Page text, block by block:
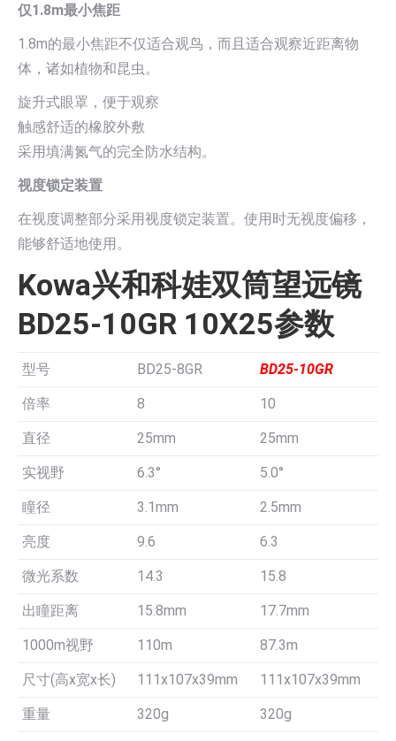
仅1.8m最小焦距
1.8m的最小焦距不仅适合观鸟，而且适合观察近距离物
体，诸如植物和昆虫。
旋升式眼罩，便于观察
触感舒适的橡胶外敷
采用填满氮气的完全防水结构。
视度锁定装置
在视度调整部分采用视度锁定装置。使用时无视度偏移，
能够舒适地使用。
Kowa兴和科娃双筒望远镜
BD25-10GR 10X25参数
型号 BD25-8GR BD25-10GR
倍率 8 10
直径 25mm 25mm
实视野 6.3° 5.0°
瞳径 3.1mm 2.5mm
亮度 9.6 6.3
微光系数 14.3 15.8
出瞳距离 15.8mm 17.7mm
1000m视野 110m 87.3m
尺寸(高x宽x长) 111x107x39mm 111x107x39mm
重量 320g 320g